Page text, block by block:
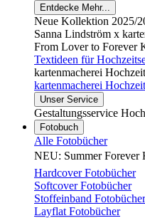
Entdecke Mehr...
Neue Kollektion 2025/
Sanna Lindström x
From Lover to Forever
Textideen für
kartenmacherei
kartenmacherei
Unser Service
Gestaltungsservice
Fotobuch
Alle Fotobücher
NEU: Summer
Hardcover Fotobücher
Softcover Fotobücher
Stoffeinband Fotobücher
Layflat Fotobücher